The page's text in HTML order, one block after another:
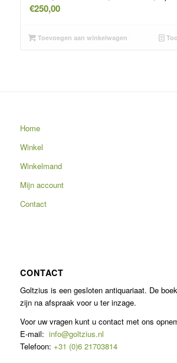
€250,00
Toevoegen aan winkelwagen
Home
Winkel
Winkelmand
Mijn account
Contact
CONTACT
Goltzius is een gesloten antiquariaat. De
zijn na afspraak voor u ter inzage.
Voor uw vragen kunt u contact met ons
E-mail: info@goltzius.nl
Telefoon: +31 (0)6 21703814